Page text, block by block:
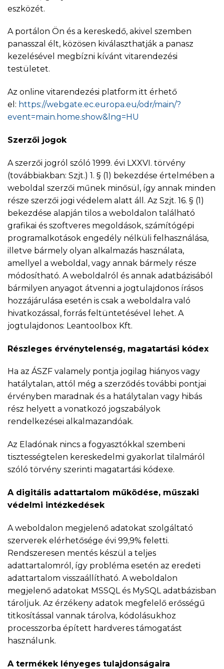
eszközét.
A portálon Ön és a kereskedő, akivel szemben
panasszal élt, közösen kiválaszthatják a panasz
kezelésével megbízni kívánt vitarendezési
testületet.
Az online vitarendezési platform itt érhető
el: https://webgate.ec.europa.eu/odr/main/?
event=main.home.show&lng=HU
Szerzői jogok
A szerzői jogról szóló 1999. évi LXXVI. törvény
(továbbiakban: Szjt.) 1. § (1) bekezdése értelmében a
weboldal szerzői műnek minősül, így annak minden
része szerzői jogi védelem alatt áll. Az Szjt. 16. § (1)
bekezdése alapján tilos a weboldalon található
grafikai és szoftveres megoldások, számítógépi
programalkotások engedély nélküli felhasználása,
illetve bármely olyan alkalmazás használata,
amellyel a weboldal, vagy annak bármely része
módosítható. A weboldalról és annak adatbázisából
bármilyen anyagot átvenni a jogtulajdonos írásos
hozzájárulása esetén is csak a weboldalra való
hivatkozással, forrás feltüntetésével lehet. A
jogtulajdonos: Leantoolbox Kft.
Részleges érvénytelenség, magatartási kódex
Ha az ÁSZF valamely pontja jogilag hiányos vagy
hatálytalan, attól még a szerződés további pontjai
érvényben maradnak és a hatálytalan vagy hibás
rész helyett a vonatkozó jogszabályok
rendelkezései alkalmazandóak.
Az Eladónak nincs a fogyasztókkal szembeni
tisztességtelen kereskedelmi gyakorlat tilalmáról
szóló törvény szerinti magatartási kódexe.
A digitális adattartalom működése, műszaki
védelmi intézkedések
A weboldalon megjelenő adatokat szolgáltató
szerverek elérhetősége évi 99,9% feletti.
Rendszeresen mentés készül a teljes
adattartalomról, így probléma esetén az eredeti
adattartalom visszaállítható. A weboldalon
megjelenő adatokat MSSQL és MySQL adatbázisban
tároljuk. Az érzékeny adatok megfelelő erősségű
titkosítással vannak tárolva, kódolásukhoz
processzorba épített hardveres támogatást
használunk.
A termékek lényeges tulajdonságaira